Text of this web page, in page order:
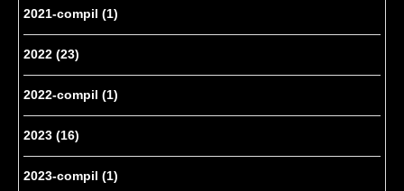
2021-compil (1)
2022 (23)
2022-compil (1)
2023 (16)
2023-compil (1)